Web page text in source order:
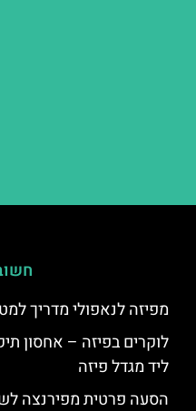
מפיזה לנאפולי מדריך
לוקרים בפיזה – אחסון
ליד מגדל פיזה
הסעה פרטית מפירנצה